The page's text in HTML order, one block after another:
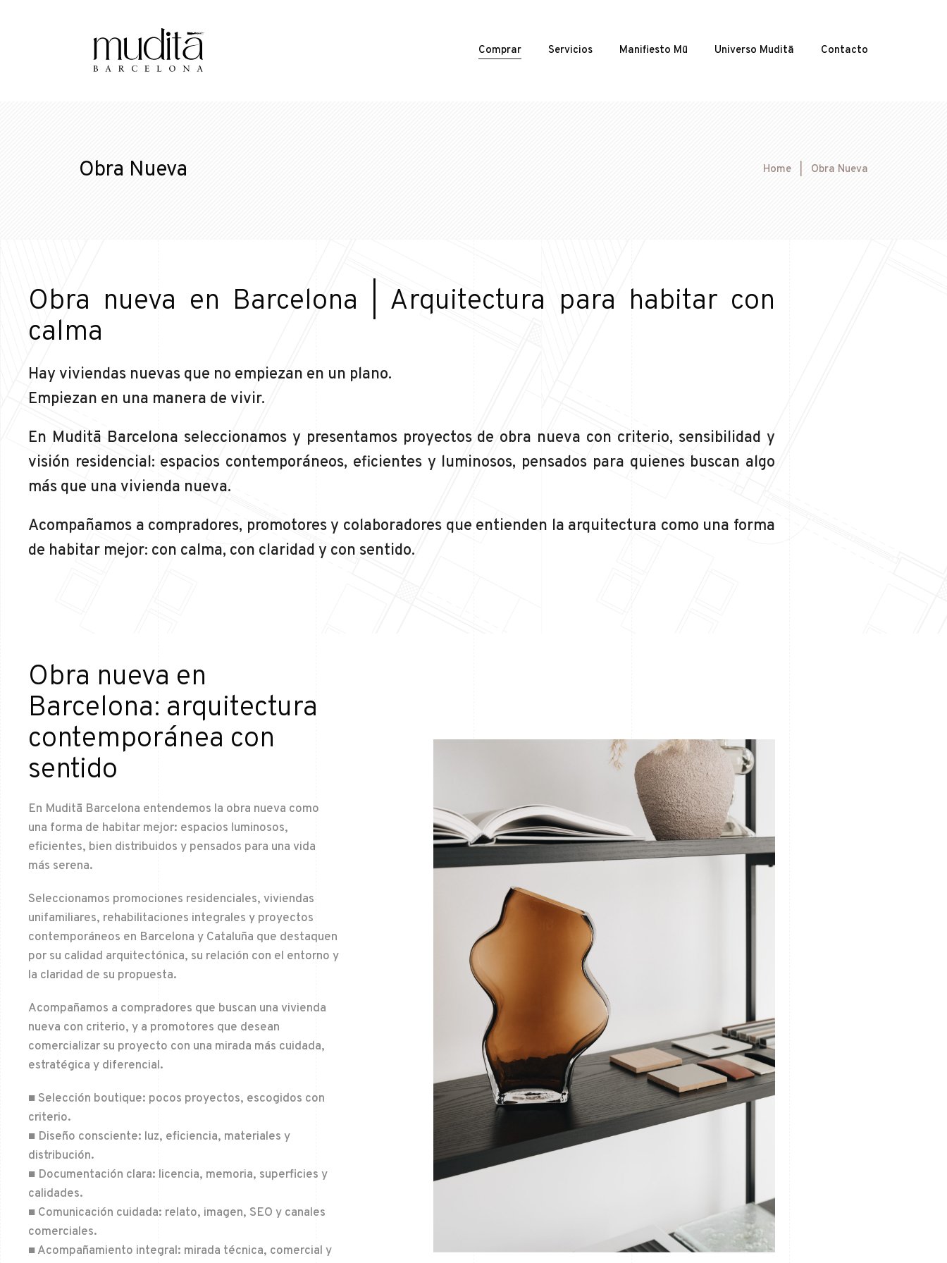
Comprar Servicios Manifiesto Mū Universo Muditā Contacto
Obra Nueva Home Obra Nueva
Obra nueva en Barcelona | Arquitectura para habitar con
calma
Hay viviendas nuevas que no empiezan en un plano.
Empiezan en una manera de vivir.
En Muditā Barcelona seleccionamos y presentamos proyectos de obra nueva con criterio, sensibilidad y
visión residencial: espacios contemporáneos, eficientes y luminosos, pensados para quienes buscan algo
más que una vivienda nueva.
Acompañamos a compradores, promotores y colaboradores que entienden la arquitectura como una forma
de habitar mejor: con calma, con claridad y con sentido.
Obra nueva en
Barcelona: arquitectura
contemporánea con
sentido
En Muditā Barcelona entendemos la obra nueva como
una forma de habitar mejor: espacios luminosos,
eficientes, bien distribuidos y pensados para una vida
más serena.
Seleccionamos promociones residenciales, viviendas
unifamiliares, rehabilitaciones integrales y proyectos
contemporáneos en Barcelona y Cataluña que destaquen
por su calidad arquitectónica, su relación con el entorno y
la claridad de su propuesta.
Acompañamos a compradores que buscan una vivienda
nueva con criterio, y a promotores que desean
comercializar su proyecto con una mirada más cuidada,
estratégica y diferencial.
■ Selección boutique: pocos proyectos, escogidos con
criterio.
■ Diseño consciente: luz, eficiencia, materiales y
distribución.
■ Documentación clara: licencia, memoria, superficies y
calidades.
■ Comunicación cuidada: relato, imagen, SEO y canales
comerciales.
■ Acompañamiento integral: mirada técnica, comercial y